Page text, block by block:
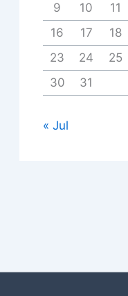
9
10 11
16
17 18
23
24 25
30
31
« Jul